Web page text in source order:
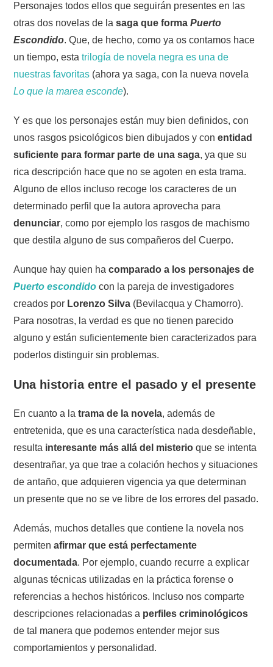
Personajes todos ellos que seguirán presentes en las
otras dos novelas de lasaga que formaPuerto
Escondido. Que, de hecho, como ya os contamos hace
un tiempo, estatrilogía de novela negra es una de
nuestras favoritas (ahora ya saga, con la nueva novela
Lo que la marea esconde).
Y es que los personajes están muy bien definidos, con
unos rasgos psicológicos bien dibujados y conentidad
suficiente para formar parte de una saga, ya que su
rica descripción hace que no se agoten en esta trama.
Alguno de ellos incluso recoge los caracteres de un
determinado perfil que la autora aprovecha para
denunciar, como por ejemplo los rasgos de machismo
que destila alguno de sus compañeros del Cuerpo.
Aunque hay quien hacomparado a los personajes de
Puerto escondido con la pareja de investigadores
creados por Lorenzo Silva (Bevilacqua y Chamorro).
Para nosotras, la verdad es que no tienen parecido
alguno y están suficientemente bien caracterizados para
poderlos distinguir sin problemas.
Una historia entre el pasado y el presente
En cuanto a latrama de la novela, además de
entretenida, que es una característica nada desdeñable,
resulta interesante más allá del misterio que se intenta
desentrañar, ya que trae a colación hechos y situaciones
de antaño, que adquieren vigencia ya que determinan
un presente que no se ve libre de los errores del pasado.
Además, muchos detalles que contiene la novela nos
permitenafirmar que está perfectamente
documentada. Por ejemplo, cuando recurre a explicar
algunas técnicas utilizadas en la práctica forense o
referencias a hechos históricos. Incluso nos comparte
descripciones relacionadas a perfiles criminológicos
de tal manera que podemos entender mejor sus
comportamientos y personalidad.